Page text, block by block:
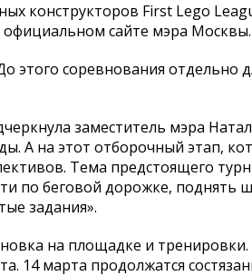
конструкторов First Lego
официальном сайте мэра Москвы.
этого соревнования отдельно
заместитель мэра
А на этот отборочный этап,
Тема предстоящего
по беговой дорожке, поднять
задания».
на площадке и
14 марта продолжатся